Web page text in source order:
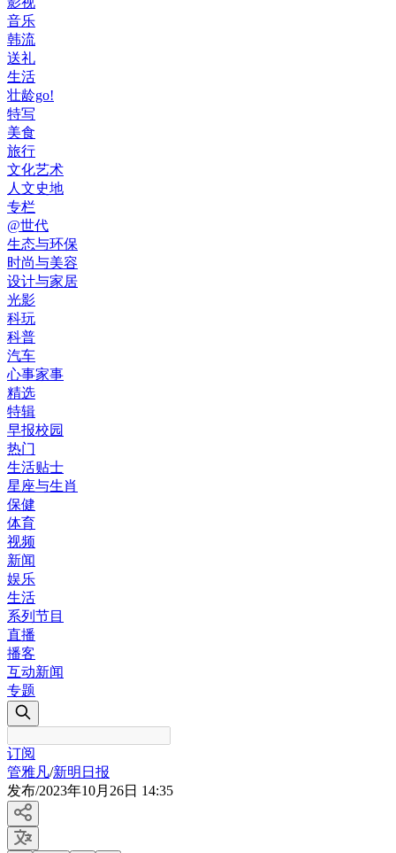
音乐
韩流
送礼
生活
壮龄go!
特写
美食
旅行
文化艺术
人文史地
专栏
@世代
生态与环保
时尚与美容
设计与家居
光影
科玩
科普
汽车
心事家事
精选
特辑
早报校园
热门
生活贴士
星座与生肖
保健
体育
视频
新闻
娱乐
生活
系列节目
直播
播客
互动新闻
专题
订阅
管雅凡/新明日报
发布/2023年10月26日 14:35